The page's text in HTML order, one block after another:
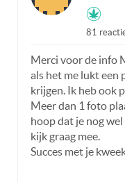
81
Merci voor de info
als het me lukt een
krijgen. Ik heb ook
Meer dan 1 foto
hoop dat je nog
kijk graag mee.
Succes met je